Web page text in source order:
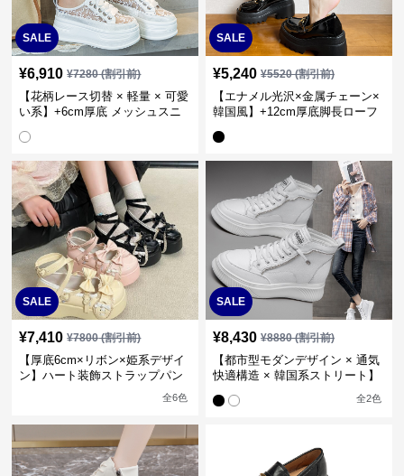
SALE
¥6,910 ¥7280(割引前)
【花柄レース切替 × 軽量 × 可愛
い系】+6cm厚底 メッシュスニ
SALE
¥5,240 ¥5520(割引前)
【エナメル光沢×金属チェーン×
韓国風】+12cm厚底脚長ローフ
SALE
¥7,410 ¥7800(割引前)
【厚底6cm×リボン×姫系デザイ
ン】ハート装飾ストラップパン
全6色
SALE
¥8,430 ¥8880(割引前)
【都市型モダンデザイン × 通気
快適構造 × 韓国系ストリート】
+6.5cm厚底 スタイルアップハ
イカットスニーカー
全2色